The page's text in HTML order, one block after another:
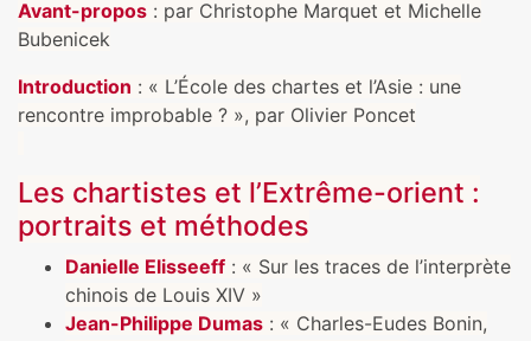
Avant-propos : par Christophe Marquet et Michelle
Bubenicek
Introduction : « L’École des chartes et l’Asie : une
rencontre improbable ? », par Olivier Poncet
Les chartistes et l’Extrême-orient :
portraits et méthodes
Danielle Elisseeff : « Sur les traces de l’interprète
chinois de Louis XIV »
Jean-Philippe Dumas : « Charles-Eudes Bonin,